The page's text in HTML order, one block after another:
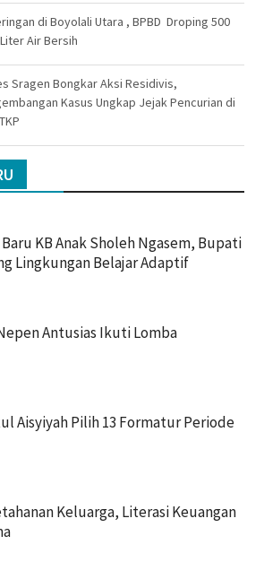
di Boyolali Utara , BPBD Droping 500
Air Bersih
Sragen Bongkar Aksi Residivis,
Kasus Ungkap Jejak Pencurian di
KB Anak Sholeh Ngasem, Bupati
Lingkungan Belajar Adaptif
Antusias Ikuti Lomba
Aisyiyah Pilih 13 Formatur Periode
Keluarga, Literasi Keuangan